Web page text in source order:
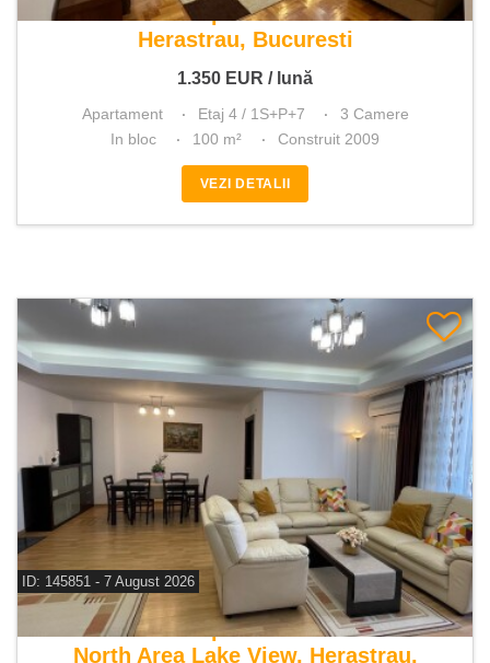
De inchiriat apartament 3 camere
Herastrau, Bucuresti
1.350 EUR / lună
Apartament Etaj 4 / 1S+P+7
3 Camere
In bloc
100 m² Construit 2009
VEZI DETALII
ID: 145851 - 7 August 2026
De inchiriat apartament 4 camere
North Area Lake View, Herastrau,